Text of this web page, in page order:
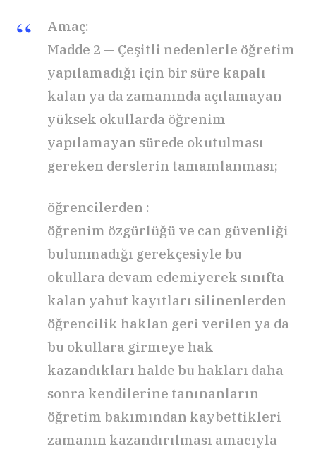
Amaç:
Madde 2 — Çeşitli nedenlerle öğretim
yapılamadığı için bir süre kapalı
kalan ya da zamanında açılamayan
yüksek okullarda öğrenim
yapılamayan sürede okutulması
gereken derslerin tamamlanması;
öğrencilerden :
öğrenim özgürlüğü ve can güvenliği
bulunmadığı gerekçesiyle bu
okullara devam edemiyerek sınıfta
kalan yahut kayıtları silinenlerden
öğrencilik haklan geri verilen ya da
bu okullara girmeye hak
kazandıkları halde bu hakları daha
sonra kendilerine tanınanların
öğretim bakımından kaybettikleri
zamanın kazandırılması amacıyla